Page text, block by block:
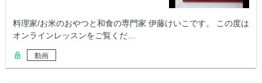
料理家/お米のおやつと和食の専門家 伊藤けいこです。 この度は
オンラインレッスンをご覧くだ…
動画